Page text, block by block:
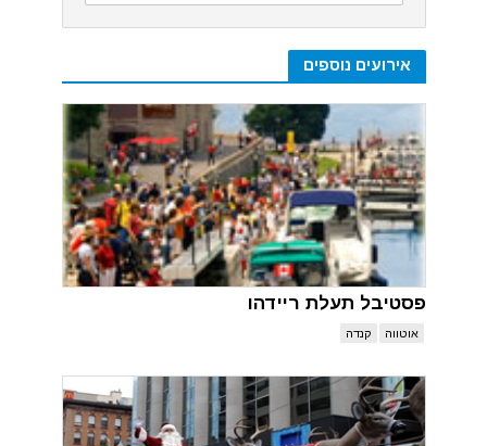
אירועים נוספים
פסטיבל תעלת ריידהו
אוטווה קנדה